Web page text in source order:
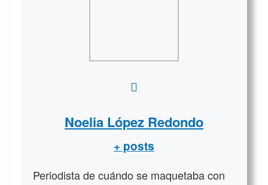
Noelia López Redondo
+ posts
Periodista de cuándo se maquetaba con